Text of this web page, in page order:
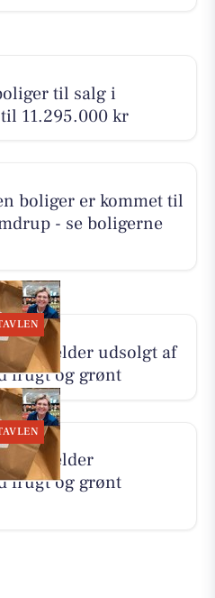
til salg i
11.295.000 kr
boliger er kommet til
- se boligerne
melder udsolgt af
frugt og grønt
melder
frugt og grønt